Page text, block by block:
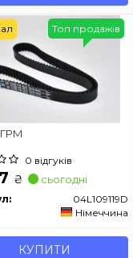
ГРМ
0 відгуків
₴ сьогодні
04L109119D
Німеччина
КУПИТИ
Топ продажів